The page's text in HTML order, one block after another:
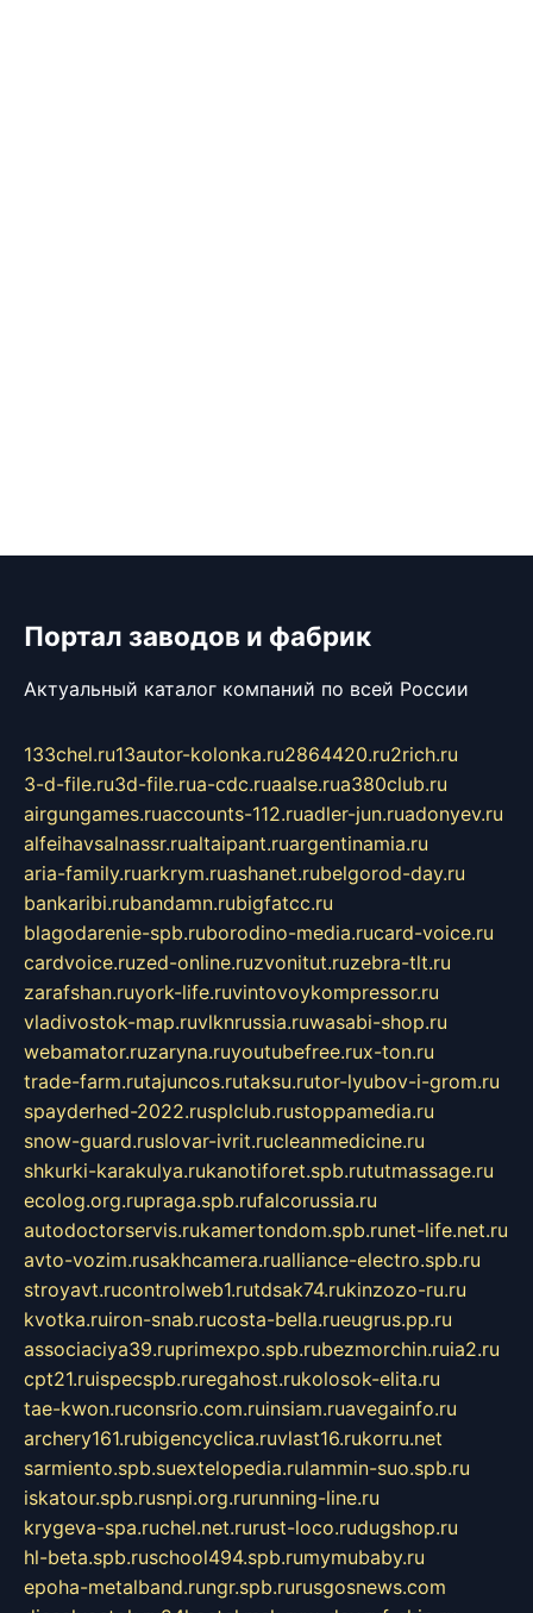
Портал заводов и фабрик
Актуальный каталог компаний по всей России
133chel.ru13autor-kolonka.ru2864420.ru2rich.ru
3-d-file.ru3d-file.rua-cdc.ruaalse.rua380club.ru
airgungames.ruaccounts-112.ruadler-jun.ruadonyev.ru
alfeihavsalnassr.rualtaipant.ruargentinamia.ru
aria-family.ruarkrym.ruashanet.rubelgorod-day.ru
bankaribi.rubandamn.rubigfatcc.ru
blagodarenie-spb.ruborodino-media.rucard-voice.ru
cardvoice.ruzed-online.ruzvonitut.ruzebra-tlt.ru
zarafshan.ruyork-life.ruvintovoykompressor.ru
vladivostok-map.ruvlknrussia.ruwasabi-shop.ru
webamator.ruzaryna.ruyoutubefree.rux-ton.ru
trade-farm.rutajuncos.rutaksu.rutor-lyubov-i-grom.ru
spayderhed-2022.rusplclub.rustoppamedia.ru
snow-guard.ruslovar-ivrit.rucleanmedicine.ru
shkurki-karakulya.rukanotiforet.spb.rututmassage.ru
ecolog.org.rupraga.spb.rufalcorussia.ru
autodoctorservis.rukamertondom.spb.runet-life.net.ru
avto-vozim.rusakhcamera.rualliance-electro.spb.ru
stroyavt.rucontrolweb1.rutdsak74.rukinzozo-ru.ru
kvotka.ruiron-snab.rucosta-bella.rueugrus.pp.ru
associaciya39.ruprimexpo.spb.rubezmorchin.ruia2.ru
cpt21.ruispecspb.ruregahost.rukolosok-elita.ru
tae-kwon.ruconsrio.com.ruinsiam.ruavegainfo.ru
archery161.rubigencyclica.ruvlast16.rukorru.net
sarmiento.spb.suextelopedia.rulammin-suo.spb.ru
iskatour.spb.rusnpi.org.rurunning-line.ru
krygeva-spa.ruchel.net.rurust-loco.rudugshop.ru
hl-beta.spb.ruschool494.spb.rumymubaby.ru
epoha-metalband.rungr.spb.rurusgosnews.com